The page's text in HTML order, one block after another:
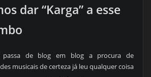
dar “Karga” a esse
passa de blog em blog a procura de
musicais de certeza já leu qualquer coisa